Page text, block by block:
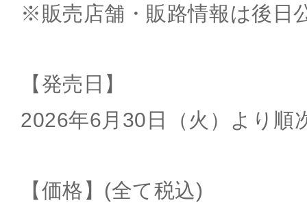
※販売店舗・販路情報は後日
【発売日】
2026年6月30日（火）より順
【価格】(全て税込)